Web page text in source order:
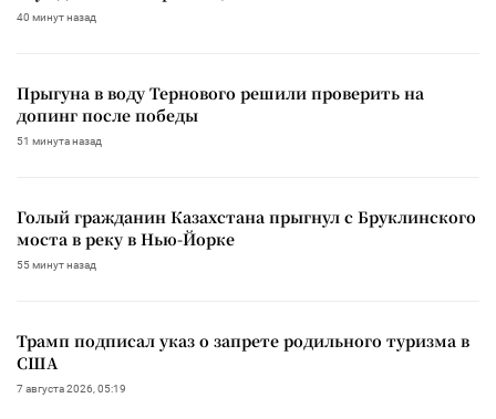
40 минут назад
Прыгуна в воду Тернового решили проверить на
допинг после победы
51 минута назад
Голый гражданин Казахстана прыгнул с Бруклинского
моста в реку в Нью-Йорке
55 минут назад
Трамп подписал указ о запрете родильного туризма в
США
7 августа 2026, 05:19